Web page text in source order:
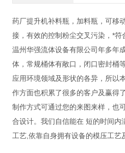
药厂提升机补料瓶，加料瓶，可移
接，有效的控制粉尘交叉污染，*符
温州华强流体设备有限公司年多年
体，常规桶体有敞口，闭口密封桶
应用环境领域及形状的各异，所以
作方面也积累了很多的客户及赢得
制作方式可通过您的来图来样，也
合设计。我们自信能在 短的时间内
工艺,依靠自身拥有设备的模压工艺